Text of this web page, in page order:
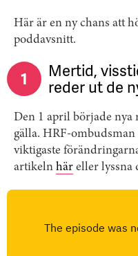
Här är en ny chans att
poddavsnitt.
1 Mertid,
reder ut de
Den 1 april började nya
gälla. HRF-
viktigaste
artikeln här eller lyssna